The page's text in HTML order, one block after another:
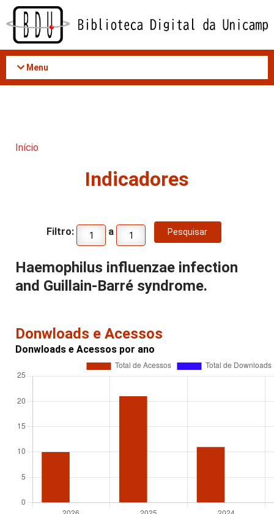
Acessar
conteúdo
Menu
Início
Indicadores
Filtro: a
Haemophilus influenzae infection
and Guillain-Barré syndrome.
Donwloads e Acessos
Donwloads e Acessos por ano